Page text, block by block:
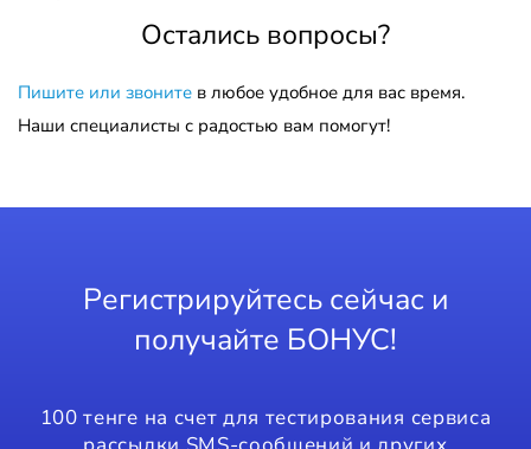
Остались вопросы?
Пишите или звоните в любое удобное для вас время.
Наши специалисты с радостью вам помогут!
Регистрируйтесь сейчас и
получайте БОНУС!
100 тенге на счет для тестирования сервиса